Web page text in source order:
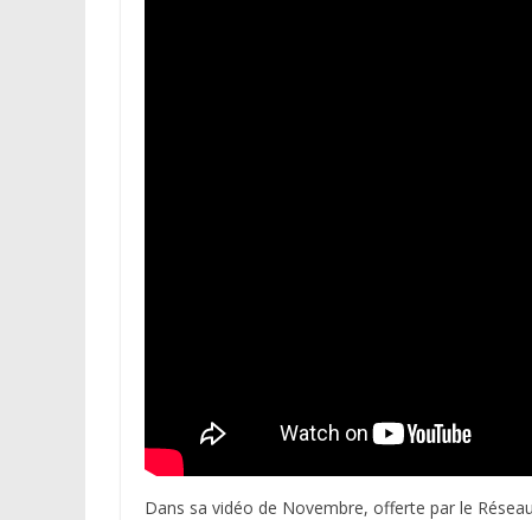
Dans sa vidéo de Novembre, offerte par le